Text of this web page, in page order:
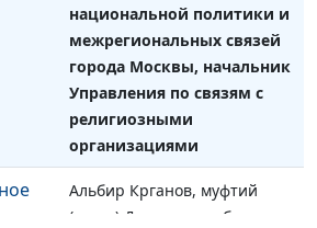
национальной политики и
межрегиональных связей
города Москвы, начальник
Управления по связям с
религиозными
организациями
Альбир Крганов, муфтий
(глава) Духовного собрания